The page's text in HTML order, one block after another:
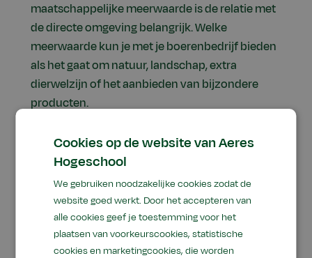
maatschappelijke meerwaarde is de relatie met
de directe omgeving belangrijk. Welke
meerwaarde kun je met je boerenbedrijf bieden
als het gaat om natuur, landschap, extra
dierwelzijn of het aanbieden van bijzondere
producten.
zonder productiebedrijven krijgen we lege
schappen. Zonder meerwaarde missen we de
ontmoeting van boer met burger, van agro-
ecologische natuur en van bijzondere
producten met een eigen identiteit,’’ aldus
Methorst.
Cookies op de website van Aeres
Hogeschool
We gebruiken noodzakelijke cookies zodat de
website goed werkt. Door het accepteren van
alle cookies geef je toestemming voor het
plaatsen van voorkeurscookies, statistische
cookies en marketingcookies, die worden